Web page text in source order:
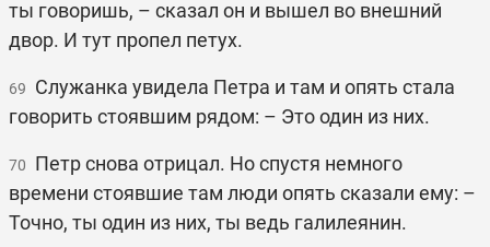
ты говоришь, – сказал он и вышел во внешний
двор. И тут пропел петух.
69 Служанка увидела Петра и там и опять стала
говорить стоявшим рядом: – Это один из них.
70 Петр снова отрицал. Но спустя немного
времени стоявшие там люди опять сказали ему: –
Точно, ты один из них, ты ведь галилеянин.